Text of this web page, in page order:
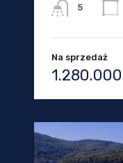
5
Na sprzedaż